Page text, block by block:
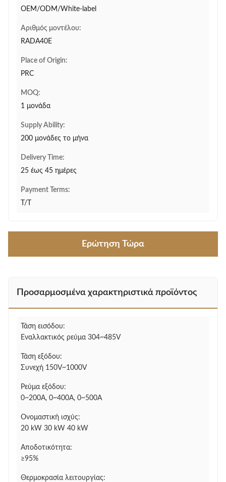
OEM/ODM/White-label
Αριθμός μοντέλου:
RADA40E
Place of Origin:
PRC
MOQ:
1 μονάδα
Supply Ability:
200 μονάδες το μήνα
Delivery Time:
25 έως 45 ημέρες
Payment Terms:
T/T
Ερώτηση Τώρα
Προσαρμοσμένα χαρακτηριστικά προϊόντος
Τάση εισόδου:
Εναλλακτικός ρεύμα 304~485V
Τάση εξόδου:
Συνεχή 150V~1000V
Ρεύμα εξόδου:
0~200A, 0~400A, 0~500A
Ονομαστική ισχύς:
20 kW 30 kW 40 kW
Αποδοτικότητα:
≥95%
Θερμοκρασία λειτουργίας: